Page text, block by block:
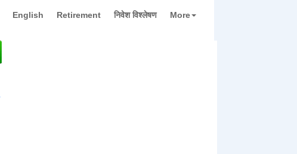
English Retirement निवेश विश्लेषण More